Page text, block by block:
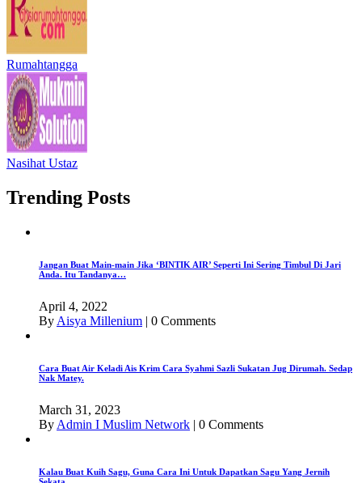
Rumahtangga
Nasihat Ustaz
Trending Posts
Jangan Buat Main-main Jika ‘BINTIK AIR’ Seperti Ini Sering Timbul Di Jari
Anda. Itu Tandanya…
April 4, 2022
By Aisya Millenium | 0 Comments
Cara Buat Air Keladi Ais Krim Cara Syahmi Sazli Sukatan Jug Dirumah. Sedap
Nak Matey.
March 31, 2023
By Admin I Muslim Network | 0 Comments
Kalau Buat Kuih Sagu, Guna Cara Ini Untuk Dapatkan Sagu Yang Jernih
Sekata.